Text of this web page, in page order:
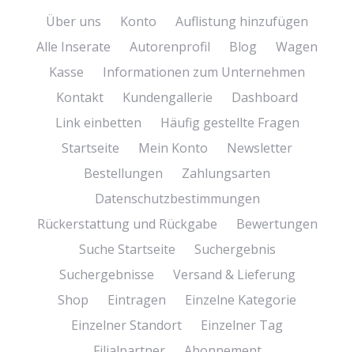
Über uns Konto
Auflistung hinzufügen
Alle Inserate
Autorenprofil Blog
Wagen
Kasse
Informationen zum Unternehmen
Kontakt
Kundengallerie
Dashboard
Link einbetten
Häufig gestellte Fragen
Startseite
Mein Konto
Newsletter
Bestellungen
Zahlungsarten
Datenschutzbestimmungen
Rückerstattung und Rückgabe
Bewertungen
Suche Startseite
Suchergebnis
Suchergebnisse
Versand & Lieferung
Shop
Eintragen
Einzelne Kategorie
Einzelner Standort
Einzelner Tag